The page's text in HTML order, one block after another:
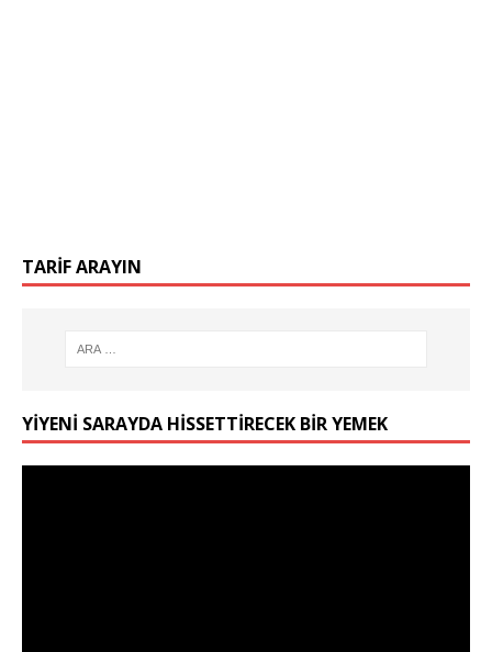
TARIF ARAYIN
YIYENI SARAYDA HISSETTIRECEK BIR YEMEK